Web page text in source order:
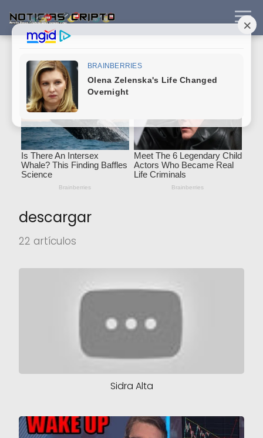
descargar
22 artículos
Sidra Alta